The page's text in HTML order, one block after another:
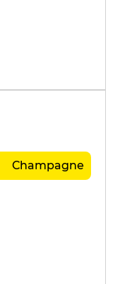
Champagne